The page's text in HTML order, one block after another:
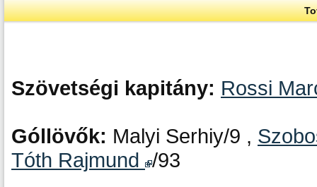
Szövetségi kapitány: Rossi
Góllövők: Malyi Serhiy/9 ,
Tóth Rajmund /93